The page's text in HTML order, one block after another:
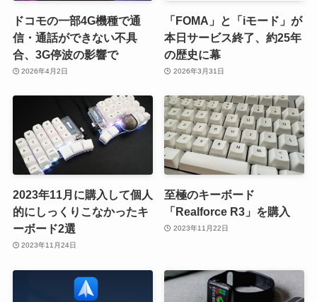
ドコモの一部4G機種で通
信・通話ができない不具
合、3G停波の影響で
2026年4月2日
「FOMA」と「iモード」が
本日サービス終了、約25年
の歴史に幕
2026年3月31日
2023年11月に購入して個人
的にしっくりこなかったキ
ーボード2選
2023年11月24日
至極のキーボード
「Realforce R3」を購入
2023年11月22日